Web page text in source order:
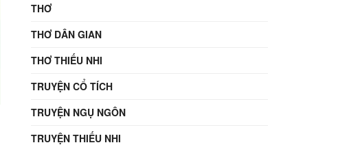
THƠ
THƠ DÂN GIAN
THƠ THIẾU NHI
TRUYỆN CỔ TÍCH
TRUYỆN NGỤ NGÔN
TRUYỆN THIẾU NHI